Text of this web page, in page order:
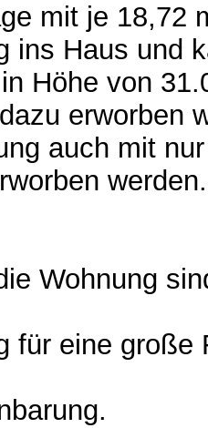
mit je 18,72
ins Haus und
Höhe von
erworben
auch mit
Wohnung
für eine große